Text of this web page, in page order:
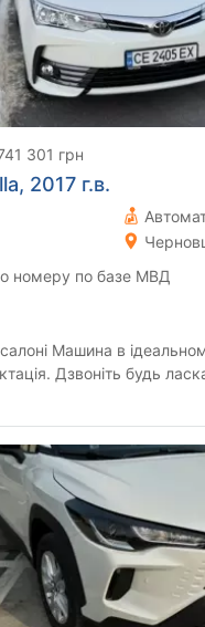
301 грн
2017 г.в.
номеру по базе МВД
Машина в
Дзвоніть будь